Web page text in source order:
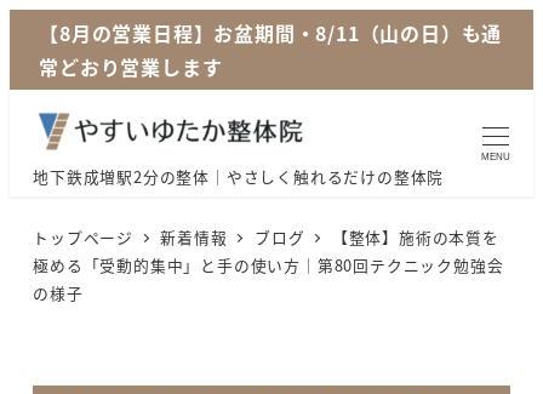
ン
【8月の営業日程】お盆期間・8/11（山の日）も通
常どおり営業します
地下鉄成増駅2分の整体｜やさしく触れるだけの整体院
MENU
トップページ 新着情報 ブログ
【整体】施術の本質を
極める「受動的集中」と手の使い方｜第80回テクニック勉強会
の様子